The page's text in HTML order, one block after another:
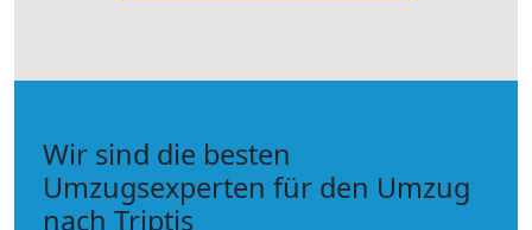
Wir sind die besten
Umzugsexperten für den Umzug
nach Triptis